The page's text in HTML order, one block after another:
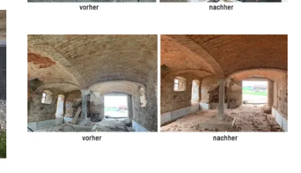
Sichtbeton